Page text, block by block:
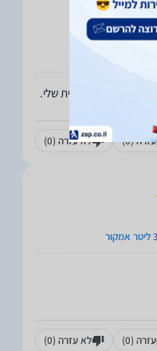
עזרה(0) לא עזרה (0)
עזרה (0) לא עזרה (0)